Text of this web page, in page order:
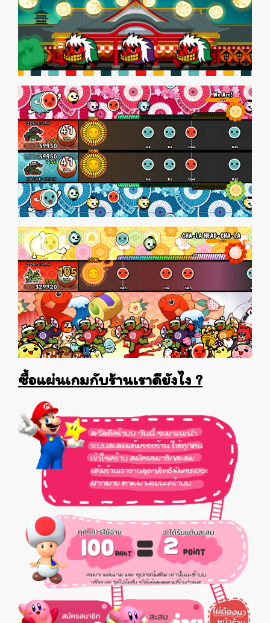
ซื้อแผ่นเกมกับร้านเราดียังไง ?